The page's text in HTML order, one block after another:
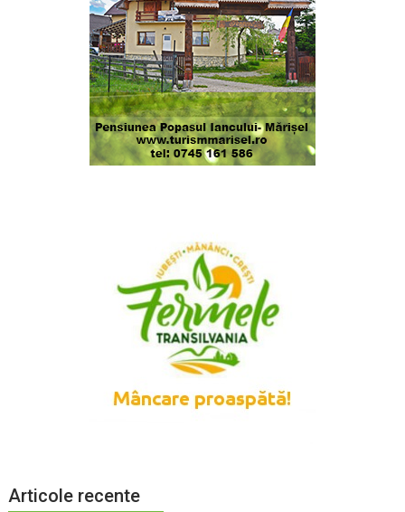
Articole recente